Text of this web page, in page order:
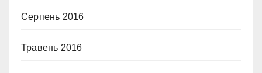
Серпень 2016
Травень 2016